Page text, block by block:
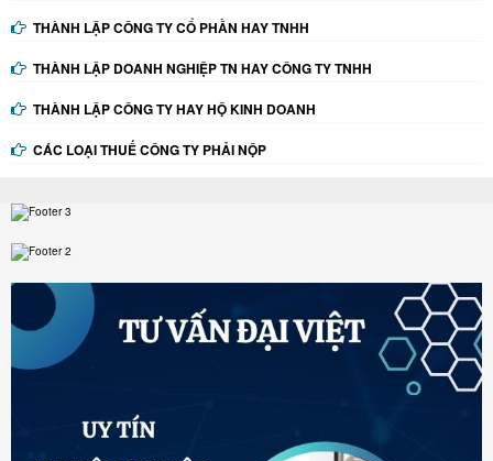
THÀNH LẬP CÔNG TY CỔ PHẦN HAY TNHH
THÀNH LẬP DOANH NGHIỆP TN HAY CÔNG TY TNHH
THÀNH LẬP CÔNG TY HAY HỘ KINH DOANH
CÁC LOẠI THUẾ CÔNG TY PHẢI NỘP